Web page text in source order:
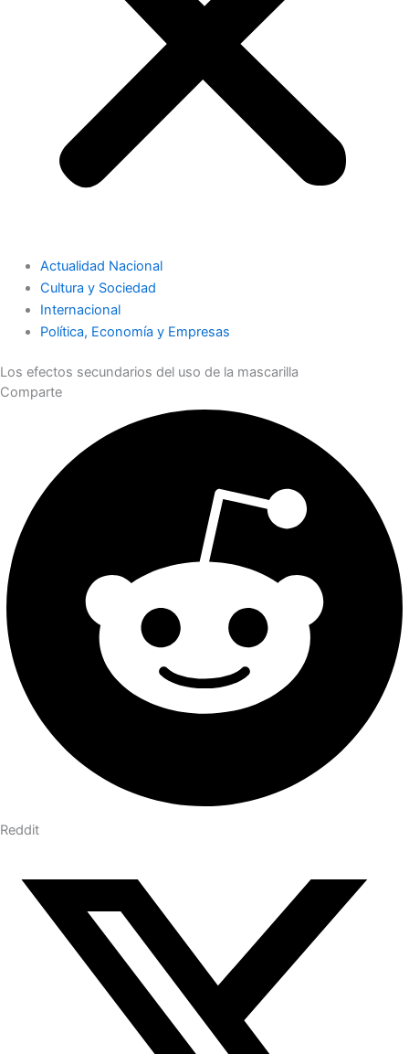
Actualidad Nacional
Cultura y Sociedad
Internacional
Política, Economía y Empresas
Los efectos secundarios del uso de la mascarilla
Comparte
Reddit